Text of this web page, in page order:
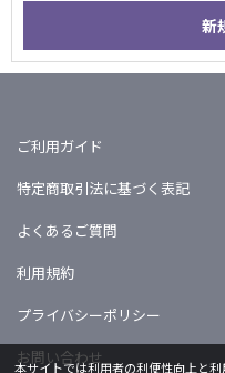
ご利用ガイド
特定商取引法に基づく表記
よくあるご質問
利用規約
プライバシーポリシー
お問い合わせ
本サイトでは利用者の利便性向上と